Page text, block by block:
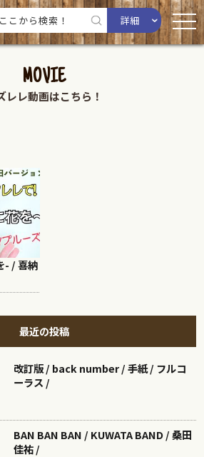
詳細
MOVIE
レレ動画はこちら！
- / 喜納
最近の投稿
改訂版 / back number / 手紙 / フルコ
ーラス /
BAN BAN BAN / KUWATA BAND / 桑田
佳祐 /